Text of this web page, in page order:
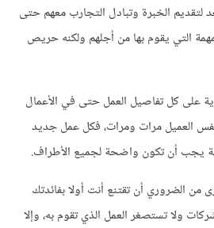
الخبرة وتبادل التجارب معهم حتى
التي يقوم بها من أجلهم ولكنه حريص
على كل تفاصيل العمل حتى في الأعمال
العميل مرات ومرات، فكل عمل جديد
يجب أن تكون واضحة لجميع الأطراف.
من الضروري أن تقتنع أنت أولا بفائدتك
ولا تستصغر العمل الذي تقوم به، وإلا